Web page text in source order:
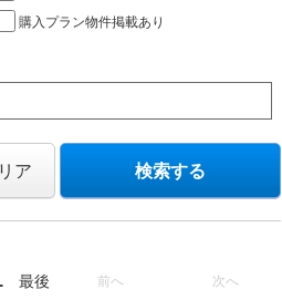
購入プラン物件掲載あり
ア 検索する
前へ 次へ
最後